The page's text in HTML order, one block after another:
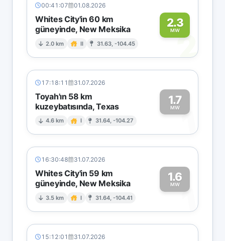
00:41:07 01.08.2026
Whites City'in 60 km
güneyinde, New Meksika
2.0 km II 31.63, -104.45
2.3
MW2
17:18:11 31.07.2026
Toyah'ın 58 km
kuzeybatısında, Texas
4.6 km I 31.64, -104.27
1.7
MW1
16:30:48 31.07.2026
Whites City'in 59 km
güneyinde, New Meksika
3.5 km I 31.64, -104.41
1.6
MW1
15:12:01 31.07.2026